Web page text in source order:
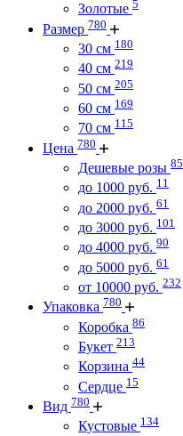
Золотые 5
Размер 780
30 см 180
40 см 219
50 см 205
60 см 169
70 см 115
Цена 780
Дешевые розы 85
до 1000 руб. 11
до 2000 руб. 61
до 3000 руб. 101
до 4000 руб. 90
до 5000 руб. 61
от 10000 руб. 232
Упаковка 780
Коробка 86
Букет 213
Корзина 44
Сердце 15
Вид 780
Кустовые 134